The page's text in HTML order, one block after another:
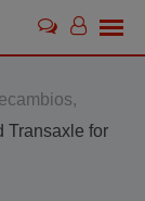
Transaxle for